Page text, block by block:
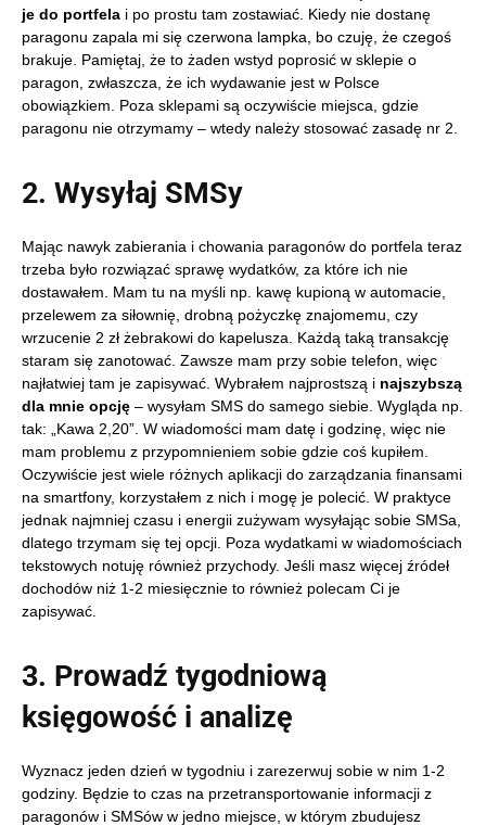
je do portfela i po prostu tam zostawiać. Kiedy nie dostanę
paragonu zapala mi się czerwona lampka, bo czuję, że czegoś
brakuje. Pamiętaj, że to żaden wstyd poprosić w sklepie o
paragon, zwłaszcza, że ich wydawanie jest w Polsce
obowiązkiem. Poza sklepami są oczywiście miejsca, gdzie
paragonu nie otrzymamy – wtedy należy stosować zasadę nr 2.
2. Wysyłaj SMSy
Mając nawyk zabierania i chowania paragonów do portfela teraz
trzeba było rozwiązać sprawę wydatków, za które ich nie
dostawałem. Mam tu na myśli np. kawę kupioną w automacie,
przelewem za siłownię, drobną pożyczkę znajomemu, czy
wrzucenie 2 zł żebrakowi do kapelusza. Każdą taką transakcję
staram się zanotować. Zawsze mam przy sobie telefon, więc
najłatwiej tam je zapisywać. Wybrałem najprostszą i najszybszą
dla mnie opcję – wysyłam SMS do samego siebie. Wygląda np.
tak: „Kawa 2,20”. W wiadomości mam datę i godzinę, więc nie
mam problemu z przypomnieniem sobie gdzie coś kupiłem.
Oczywiście jest wiele różnych aplikacji do zarządzania finansami
na smartfony, korzystałem z nich i mogę je polecić. W praktyce
jednak najmniej czasu i energii zużywam wysyłając sobie SMSa,
dlatego trzymam się tej opcji. Poza wydatkami w wiadomościach
tekstowych notuję również przychody. Jeśli masz więcej źródeł
dochodów niż 1-2 miesięcznie to również polecam Ci je
zapisywać.
3. Prowadź tygodniową
księgowość i analizę
Wyznacz jeden dzień w tygodniu i zarezerwuj sobie w nim 1-2
godziny. Będzie to czas na przetransportowanie informacji z
paragonów i SMSów w jedno miejsce, w którym zbudujesz